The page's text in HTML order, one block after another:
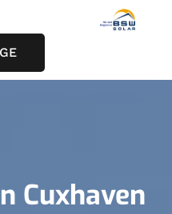
Cuxhaven